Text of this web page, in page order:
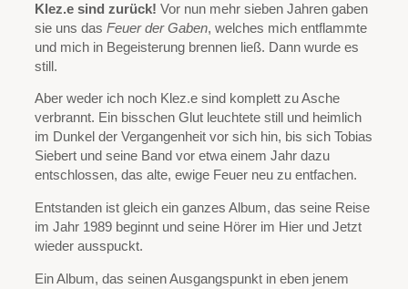
Klez.e sind zurück! Vor nun mehr sieben Jahren gaben
sie uns das Feuer der Gaben, welches mich entflammte
und mich in Begeisterung brennen ließ. Dann wurde es
still.
Aber weder ich noch Klez.e sind komplett zu Asche
verbrannt. Ein bisschen Glut leuchtete still und heimlich
im Dunkel der Vergangenheit vor sich hin, bis sich Tobias
Siebert und seine Band vor etwa einem Jahr dazu
entschlossen, das alte, ewige Feuer neu zu entfachen.
Entstanden ist gleich ein ganzes Album, das seine Reise
im Jahr 1989 beginnt und seine Hörer im Hier und Jetzt
wieder ausspuckt.
Ein Album, das seinen Ausgangspunkt in eben jenem